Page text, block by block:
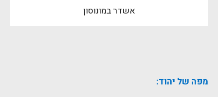
אשדר במונוסון
מפה של יהוד: